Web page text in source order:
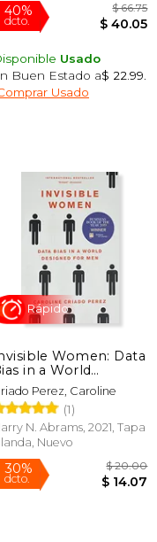
40%
dcto.
Usado
Buen Estado a$ 22.99
Usado
Women: Data
in a World
for men (en
Perez, Caroline
(1)
N. Abrams, 2021, Tapa
Nuevo